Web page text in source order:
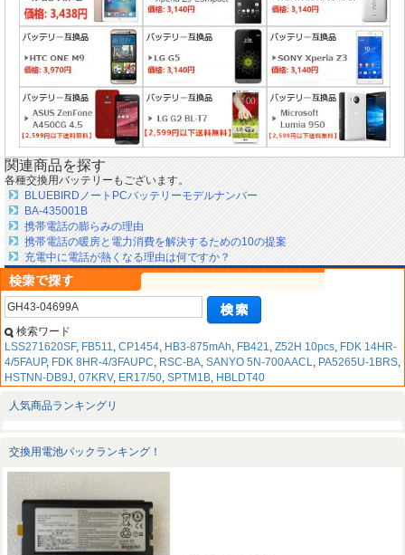
関連商品を探す
各種交換用バッテリーもございます。
BLUEBIRDノートPCバッテリーモデルナンバー
BA-435001B
携帯電話の膨らみの理由
携帯電話の暖房と電力消費を解決するための10の提案
充電中に電話が熱くなる理由は何ですか？
検索ワード
LSS271620SF, FB511, CP1454, HB3-875mAh, FB421, Z52H 10pcs, FDK 14HR-
4/5FAUP, FDK 8HR-4/3FAUPC, RSC-BA, SANYO 5N-700AACL, PA5265U-1BRS,
HSTNN-DB9J, 07KRV, ER17/50, SPTM1B, HBLDT40
人気商品ランキングリ
交換用電池パックランキング！